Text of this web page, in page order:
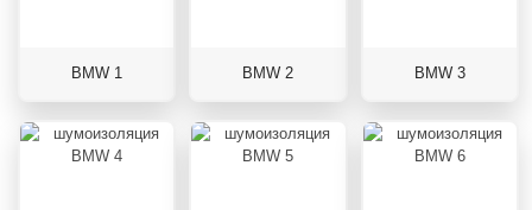
BMW 1 BMW 2 BMW 3